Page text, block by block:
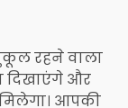
रहने वाला
दिखाएंगे और
आपकी